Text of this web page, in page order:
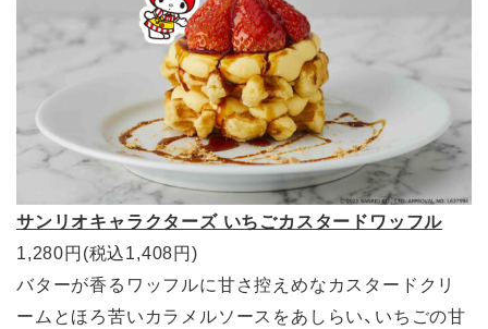
サンリオキャラクターズ いちごカスタードワッフル
1,280円(税込1,408円)
バターが香るワッフルに甘さ控えめなカスタードクリ
ームとほろ苦いカラメルソースをあしらい、いちごの甘